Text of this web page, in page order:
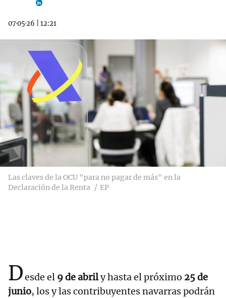
07·05·26 12:21
Las claves de la OCU "para no pagar de más" en la
Declaración de la Renta
EP
Desde el 9 de abrily hasta el próximo 25 de
junio, los y las contribuyentes navarras podrán